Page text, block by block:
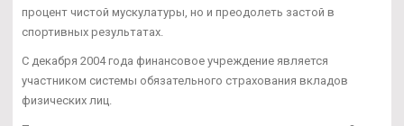
процент чистой мускулатуры, но и преодолеть застой в
спортивных результатах.
С декабря 2004 года финансовое учреждение является
участником системы обязательного страхования вкладов
физических лиц.